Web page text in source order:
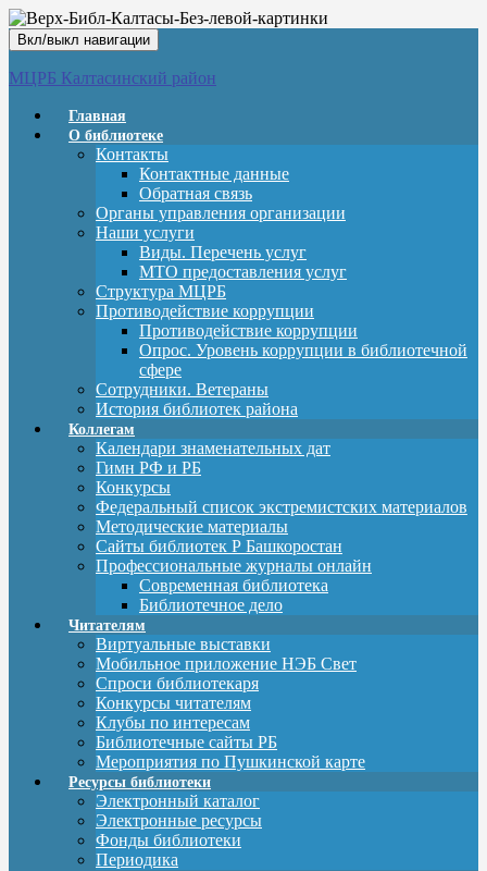
Вкл/выкл навигации
МЦРБ Калтасинский район
Главная
О библиотеке
Контакты
Контактные данные
Обратная связь
Органы управления организации
Наши услуги
Виды. Перечень услуг
МТО предоставления услуг
Структура МЦРБ
Противодействие коррупции
Противодействие коррупции
Опрос. Уровень коррупции в библиотечной
сфере
Сотрудники. Ветераны
История библиотек района
Коллегам
Календари знаменательных дат
Гимн РФ и РБ
Конкурсы
Федеральный список экстремистских материалов
Методические материалы
Сайты библиотек Р Башкоростан
Профессиональные журналы онлайн
Современная библиотека
Библиотечное дело
Читателям
Виртуальные выставки
Мобильное приложение НЭБ Свет
Спроси библиотекаря
Конкурсы читателям
Клубы по интересам
Библиотечные сайты РБ
Мероприятия по Пушкинской карте
Ресурсы библиотеки
Электронный каталог
Электронные ресурсы
Фонды библиотеки
Периодика